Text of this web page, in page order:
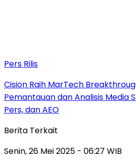
Pers Rilis
Cision Raih MarTech
Pemantauan dan Analisis Media
Pers, dan AEO
Berita Terkait
Senin, 26 Mei 2025 - 06:27 WIB